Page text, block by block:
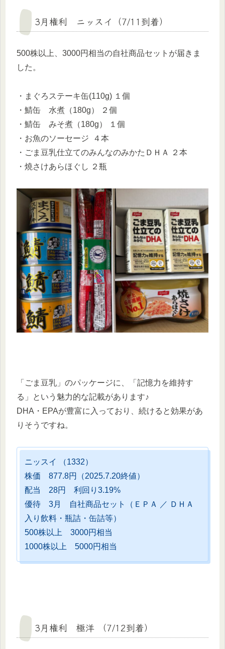
3月権利 ニッスイ（7/11到着）
500株以上、3000円相当の自社商品セットが届きま
した。
・まぐろステーキ缶(110g) １個
・鯖缶 水煮（180g） ２個
・鯖缶 みそ煮（180g） １個
・お魚のソーセージ ４本
・ごま豆乳仕立てのみんなのみかたＤＨＡ ２本
・燒さけあらほぐし ２瓶
「ごま豆乳」のパッケージに、「記憶力を維持す
る」という魅力的な記載があります♪
DHA・EPAが豊富に入っており、続けると効果があ
りそうですね。
ニッスイ （1332）
株価 877.8円（2025.7.20終値）
配当 28円 利回り3.19%
優待 3月 自社商品セット（ＥＰＡ ／ ＤＨＡ
入り飲料・瓶詰・缶詰等）
500株以上 3000円相当
1000株以上 5000円相当
3月権利 極洋 （7/12到着）